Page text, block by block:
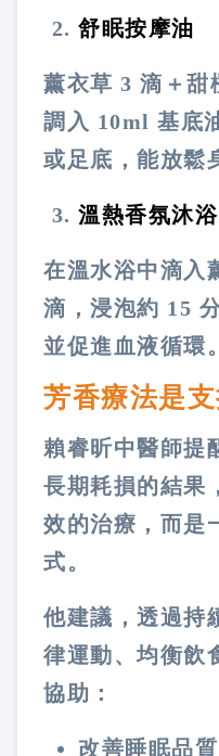
舒眠按摩油
薰衣草 3 滴＋甜
調入 10ml 基底
或足底，能放鬆
溫熱香氛沐浴
在溫水浴中滴入
滴，浸泡約 15
並促進血液循環。
芳香療法是
賴睿昕中醫師提
長期耗損的結果
效的治療，而是
式。
他建議，透過持
律運動、均衡飲
協助：
改善睡眠品質